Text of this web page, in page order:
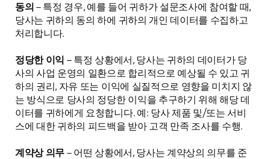
동의 – 특정 경우, 예를 들어 귀하가 설문조사에 참여할 때,
당사는 귀하의 동의 하에 귀하의 개인 데이터를 수집하고
처리합니다.
정당한 이익 – 특정 상황에서, 당사는 귀하의 데이터가 당
사의 사업 운영의 일환으로 합리적으로 예상될 수 있고 귀
하의 권리, 자유 또는 이익에 실질적으로 영향을 미치지 않
는 방식으로 당사의 정당한 이익을 추구하기 위해 해당 데
이터를 귀하에게 요청합니다. 예: 당사 제품 및/또는 서비
스에 대한 귀하의 피드백을 받아 고객 만족 조사를 수행.
계약상 의무 – 어떤 상황에서, 당사는 계약상의 의무를 준